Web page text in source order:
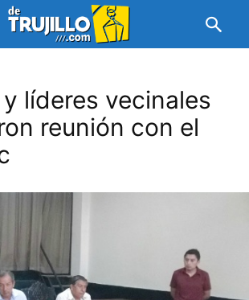
líderes vecinales
reunión con el